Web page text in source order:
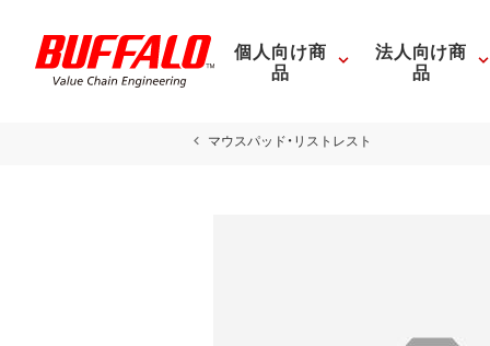
個人向け商
品
法人向け商
品
マウスパッド・リストレスト